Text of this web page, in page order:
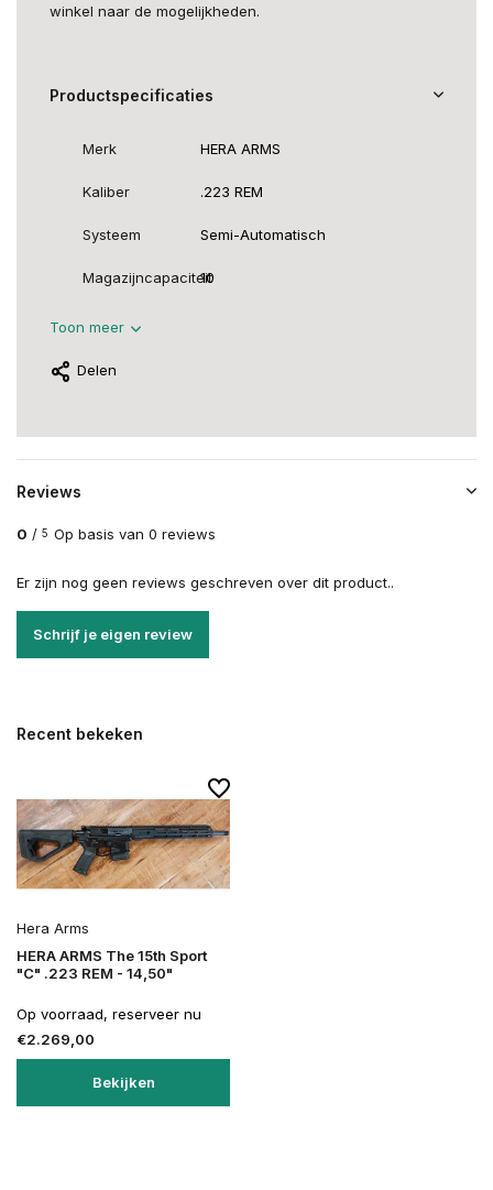
winkel naar de mogelijkheden.
Productspecificaties
Merk HERA ARMS
Kaliber .223 REM
Systeem Semi-Automatisch
Magazijncapaciteit
10
Toon meer
Delen
Reviews
0 / 5 Op basis van 0 reviews
Er zijn nog geen reviews geschreven over dit product..
Schrijf je eigen review
Recent bekeken
Hera Arms
HERA ARMS The 15th Sport
"C" .223 REM - 14,50"
Op voorraad, reserveer nu
€2.269,00
Bekijken